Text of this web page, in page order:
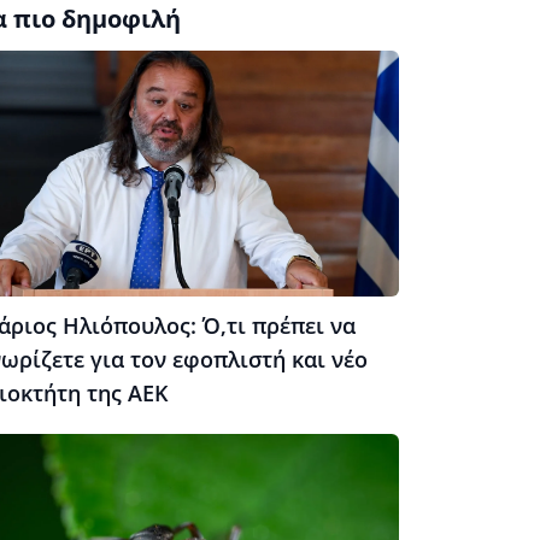
πιο δημοφιλή
Ηλιόπουλος: Ό,τι πρέπει να
για τον εφοπλιστή και νέο
της ΑΕΚ